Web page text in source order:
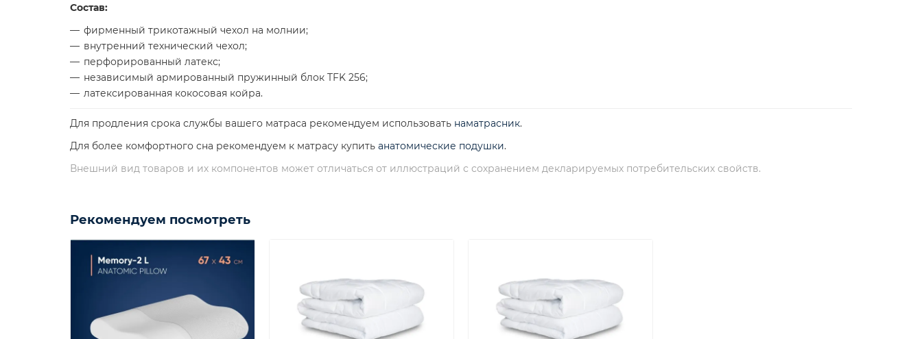
Состав:
фирменный трикотажный чехол на молнии;
внутренний технический чехол;
перфорированный латекс;
независимый армированный пружинный блок TFK 256;
латексированная кокосовая койра.
Для продления срока службы вашего матраса рекомендуем использовать наматрасник.
Для более комфортного сна рекомендуем к матрасу купить анатомические подушки.
Внешний вид товаров и их компонентов может отличаться от иллюстраций с сохранением декларируемых потребительских свойств.
Рекомендуем посмотреть